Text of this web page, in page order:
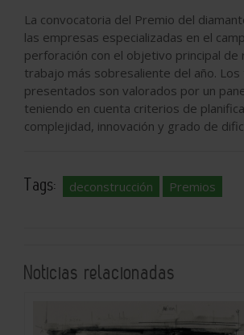
La convocatoria del Premio del
las empresas especializadas en el
perforación con el objetivo principal de
trabajo más sobresaliente del año.
presentados son valorados por un
teniendo en cuenta criterios de
complejidad, innovación y grado de
Tags: deconstrucción Premios
Noticias relacionadas